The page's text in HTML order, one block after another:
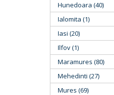
Hunedoara (40)
Ialomita (1)
Iasi (20)
Ilfov (1)
Maramures (80)
Mehedinti (27)
Mures (69)